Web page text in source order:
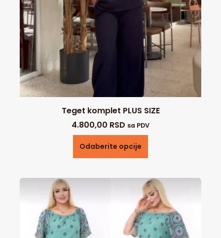
Teget komplet PLUS SIZE
4.800,00 RSD sa PDV
Odaberite opcije